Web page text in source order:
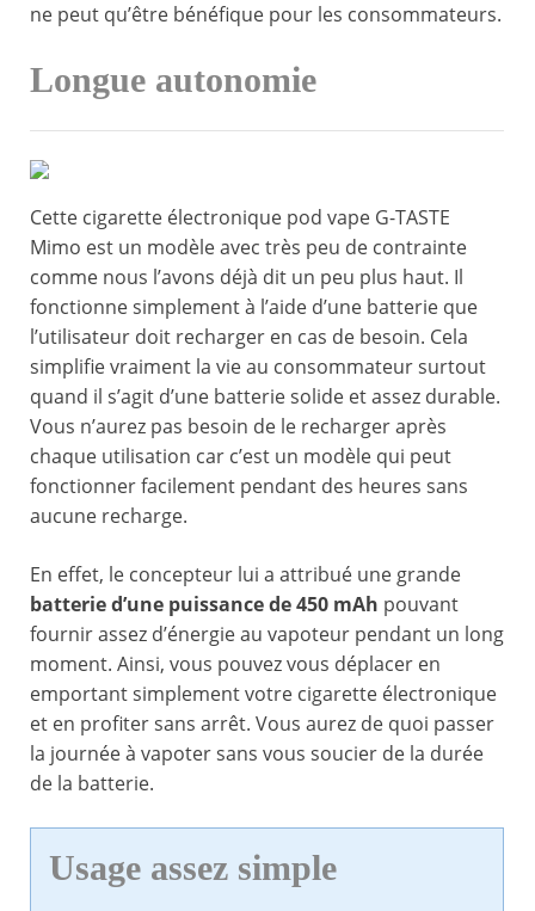
ne peut qu’être bénéfique pour les consommateurs.
Longue autonomie
Cette cigarette électronique pod vape G-TASTE
Mimo est un modèle avec très peu de contrainte
comme nous l’avons déjà dit un peu plus haut. Il
fonctionne simplement à l’aide d’une batterie que
l’utilisateur doit recharger en cas de besoin. Cela
simplifie vraiment la vie au consommateur surtout
quand il s’agit d’une batterie solide et assez durable.
Vous n’aurez pas besoin de le recharger après
chaque utilisation car c’est un modèle qui peut
fonctionner facilement pendant des heures sans
aucune recharge.
En effet, le concepteur lui a attribué une grande
batterie d’une puissance de 450 mAh pouvant
fournir assez d’énergie au vapoteur pendant un long
moment. Ainsi, vous pouvez vous déplacer en
emportant simplement votre cigarette électronique
et en profiter sans arrêt. Vous aurez de quoi passer
la journée à vapoter sans vous soucier de la durée
de la batterie.
Usage assez simple